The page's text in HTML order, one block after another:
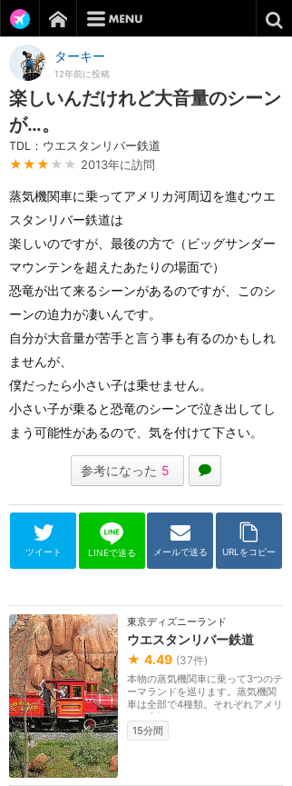
ターキー
12年前に投稿
楽しいんだけれど大音量のシーン
が…。
TDL：ウエスタンリバー鉄道
★★★ ★★ 2013年に訪問
蒸気機関車に乗ってアメリカ河周辺を進むウエ
スタンリバー鉄道は
楽しいのですが、最後の方で（ビッグサンダー
マウンテンを超えたあたりの場面で）
恐竜が出て来るシーンがあるのですが、このシ
ーンの迫力が凄いんです。
自分が大音量が苦手と言う事も有るのかもしれ
ませんが、
僕だったら小さい子は乗せません。
小さい子が乗ると恐竜のシーンで泣き出してし
まう可能性があるので、気を付けて下さい。
参考になった 5
ツイート LINEで送る メールで送る URLをコピー
東京ディズニーランド
ウエスタンリバー鉄道
★ 4.49 (37件)
本物の蒸気機関車に乗って3つのテ
ーマランドを巡ります。蒸気機関
車は全部で4種類。それぞれアメリ
カの大河（リオ...
15分間